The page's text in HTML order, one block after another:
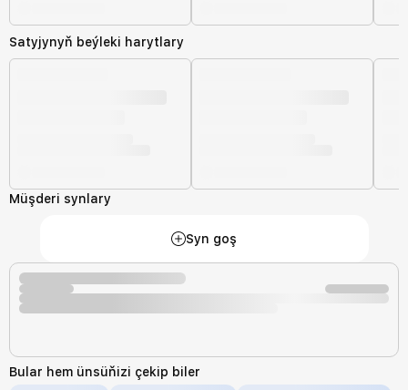
Satyjynyň beýleki harytlary
Bular hem ünsüňizi çekip biler
Müşderi synlary
Syn goş